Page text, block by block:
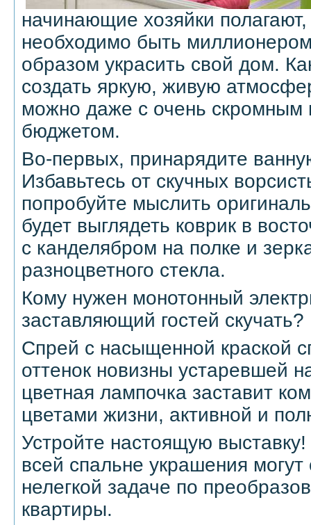
начинающие хозяйки
необходимо быть
образом украсить свой дом.
создать яркую, живую
можно даже с очень скромным
бюджетом.
Во-первых, принарядите
Избавьтесь от скучных
попробуйте мыслить
будет выглядеть коврик в
с канделябром на полке и
разноцветного стекла.
Кому нужен монотонный
заставляющий гостей скучать?
Спрей с насыщенной краской
оттенок новизны устаревшей
цветная лампочка заставит
цветами жизни, активной и
Устройте настоящую
всей спальне украшения
нелегкой задаче по
квартиры.